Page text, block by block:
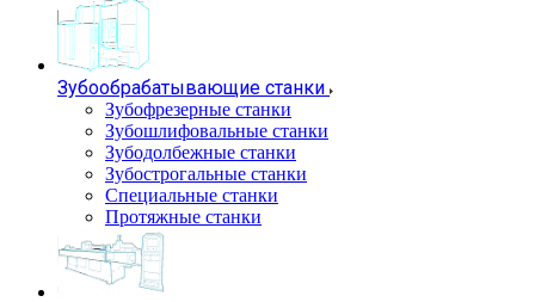
Зубообрабатывающие станки
Зубофрезерные станки
Зубошлифовальные станки
Зубодолбежные станки
Зубострогальные станки
Специальные станки
Протяжные станки